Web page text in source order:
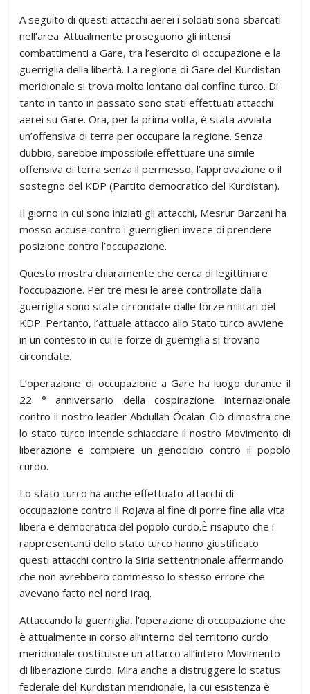
A seguito di questi attacchi aerei i soldati sono sbarcati
nell’area. Attualmente proseguono gli intensi
combattimenti a Gare, tra l’esercito di occupazione e la
guerriglia della libertà. La regione di Gare del Kurdistan
meridionale si trova molto lontano dal confine turco. Di
tanto in tanto in passato sono stati effettuati attacchi
aerei su Gare. Ora, per la prima volta, è stata avviata
un’offensiva di terra per occupare la regione. Senza
dubbio, sarebbe impossibile effettuare una simile
offensiva di terra senza il permesso, l’approvazione o il
sostegno del KDP (Partito democratico del Kurdistan).
Il giorno in cui sono iniziati gli attacchi, Mesrur ​​Barzani ha
mosso accuse contro i guerriglieri invece di prendere
posizione contro l’occupazione.
Questo mostra chiaramente che cerca di legittimare
l’occupazione. Per tre mesi le aree controllate dalla
guerriglia sono state circondate dalle forze militari del
KDP. Pertanto, l’attuale attacco allo Stato turco avviene
in un contesto in cui le forze di guerriglia si trovano
circondate.
L’operazione di occupazione a Gare ha luogo durante il
22 ° anniversario della cospirazione internazionale
contro il nostro leader Abdullah Öcalan. Ciò dimostra che
lo stato turco intende schiacciare il nostro Movimento di
liberazione e compiere un genocidio contro il popolo
curdo.
Lo stato turco ha anche effettuato attacchi di
occupazione contro il Rojava al fine di porre fine alla vita
libera e democratica del popolo curdo.È risaputo che i
rappresentanti dello stato turco hanno giustificato
questi attacchi contro la Siria settentrionale affermando
che non avrebbero commesso lo stesso errore che
avevano fatto nel nord Iraq.
Attaccando la guerriglia, l’operazione di occupazione che
è attualmente in corso all’interno del territorio curdo
meridionale costituisce un attacco all’intero Movimento
di liberazione curdo. Mira anche a distruggere lo status
federale del Kurdistan meridionale, la cui esistenza è